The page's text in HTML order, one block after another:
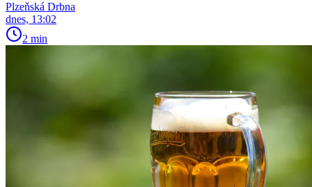
Plzeňská Drbna
dnes, 13:02
2 min